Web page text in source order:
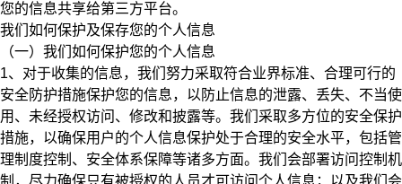
您的信息共享给第三方平台。
我们如何保护及保存您的个人信息
（一）我们如何保护您的个人信息
1、对于收集的信息，我们努力采取符合业界标准、合理可行的
安全防护措施保护您的信息，以防止信息的泄露、丢失、不当使
用、未经授权访问、修改和披露等。我们采取多方位的安全保护
措施，以确保用户的个人信息保护处于合理的安全水平，包括管
理制度控制、安全体系保障等诸多方面。我们会部署访问控制机